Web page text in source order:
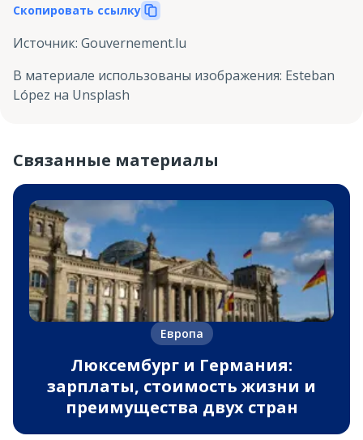
Скопировать ссылку
Источник: Gouvernement.lu
В материале использованы изображения: Esteban
López на Unsplash
Связанные материалы
Европа
Люксембург и Германия:
зарплаты, стоимость жизни и
преимущества двух стран